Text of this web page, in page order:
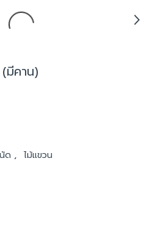
(มีคาน)
ด , ไม้แขวน